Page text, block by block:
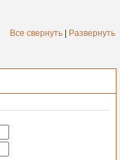
Все свернуть Развернуть